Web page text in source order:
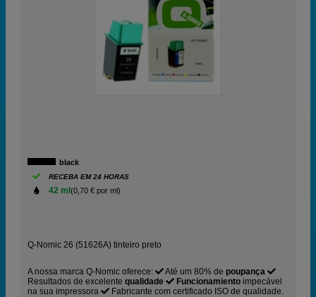
black
RECEBA EM 24 HORAS
42 ml (0,70 € por ml)
Q-Nomic 26 (51626A) tinteiro preto
A nossa marca Q-Nomic oferece: Até um 80% de poupança
Resultados de excelente qualidade Funcionamiento impecável
na sua impressora
Fabricante com certificado ISO de qualidade.